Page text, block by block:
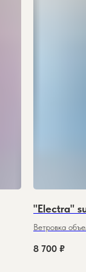
"Electra"
Ветровка
8 700 ₽